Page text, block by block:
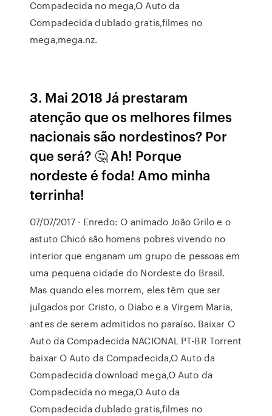
Compadecida no mega,O Auto da
Compadecida dublado gratis,filmes no
mega,mega.nz.
3. Mai 2018 Já prestaram
atenção que os melhores filmes
nacionais são nordestinos? Por
que será? 🤔 Ah! Porque
nordeste é foda! Amo minha
terrinha!
07/07/2017 · Enredo: O animado João Grilo e o
astuto Chicó são homens pobres vivendo no
interior que enganam um grupo de pessoas em
uma pequena cidade do Nordeste do Brasil.
Mas quando eles morrem, eles têm que ser
julgados por Cristo, o Diabo e a Virgem Maria,
antes de serem admitidos no paraíso. Baixar O
Auto da Compadecida NACIONAL PT-BR Torrent
baixar O Auto da Compadecida,O Auto da
Compadecida download mega,O Auto da
Compadecida no mega,O Auto da
Compadecida dublado gratis,filmes no